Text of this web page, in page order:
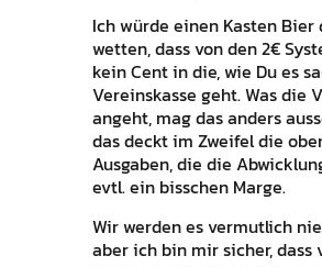
Ich würde einen Kasten Bier
wetten, dass von den 2€
kein Cent in die, wie Du es
Vereinskasse geht. Was die
angeht, mag das anders
das deckt im Zweifel die
Ausgaben, die die
evtl. ein bisschen Marge.
Wir werden es vermutlich
aber ich bin mir sicher, dass